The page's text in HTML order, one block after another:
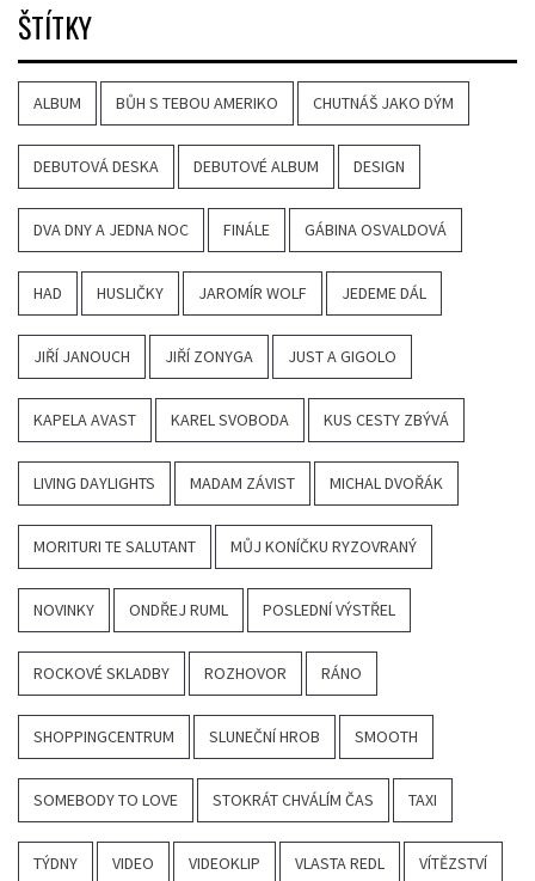
ŠTÍTKY
ALBUM BŮH S TEBOU AMERIKO CHUTNÁŠ JAKO DÝM
DEBUTOVÁ DESKA DEBUTOVÉ ALBUM DESIGN
DVA DNY A JEDNA NOC FINÁLE GÁBINA OSVALDOVÁ
HAD HUSLIČKY JAROMÍR WOLF JEDEME DÁL
JIŘÍ JANOUCH JIŘÍ ZONYGA JUST A GIGOLO
KAPELA AVAST KAREL SVOBODA KUS CESTY ZBÝVÁ
LIVING DAYLIGHTS MADAM ZÁVIST MICHAL DVOŘÁK
MORITURI TE SALUTANT MŮJ KONÍČKU RYZOVRANÝ
NOVINKY ONDŘEJ RUML POSLEDNÍ VÝSTŘEL
ROCKOVÉ SKLADBY ROZHOVOR RÁNO
SHOPPINGCENTRUM SLUNEČNÍ HROB SMOOTH
SOMEBODY TO LOVE STOKRÁT CHVÁLÍM ČAS TAXI
TÝDNY VIDEO VIDEOKLIP VLASTA REDL VÍTĚZSTVÍ